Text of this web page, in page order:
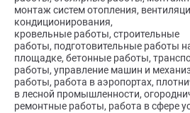
монтаж систем отопления,
кондиционирования,
кровельные работы, строительные
работы, подготовительные работы
площадке, бетонные работы,
работы, управление машин и
работы, работа в аэропортах,
в лесной промышленности,
ремонтные работы, работа в сфере